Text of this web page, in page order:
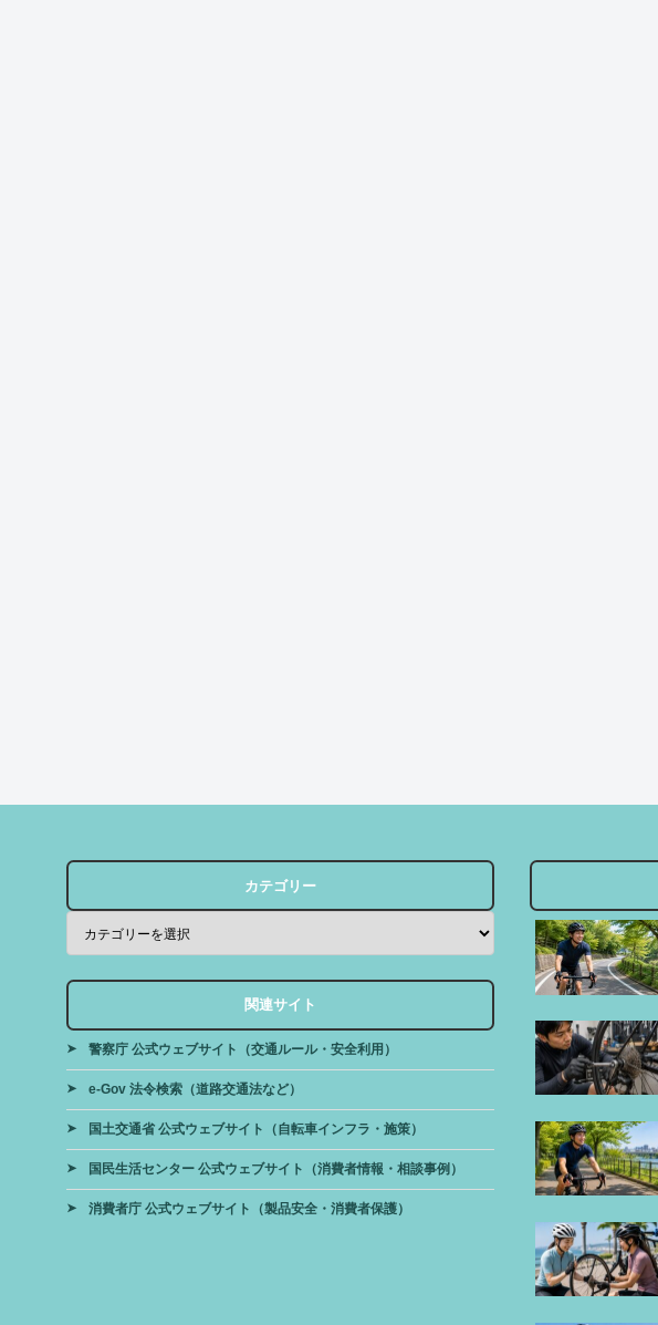
カテゴリー
関連サイト
警察庁 公式ウェブサイト（交通ルール・安全利用）
e-Gov 法令検索（道路交通法など）
国土交通省 公式ウェブサイト（自転車インフラ・施策）
国民生活センター 公式ウェブサイト（消費者情報・相談事例）
消費者庁 公式ウェブサイト（製品安全・消費者保護）